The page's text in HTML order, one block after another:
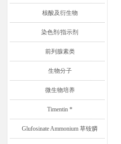
A
核酸及衍生物
染色剂/指示剂
前列腺素类
生物分子
微生物培养
Timentin *
Glufosinate Ammonium 草铵膦